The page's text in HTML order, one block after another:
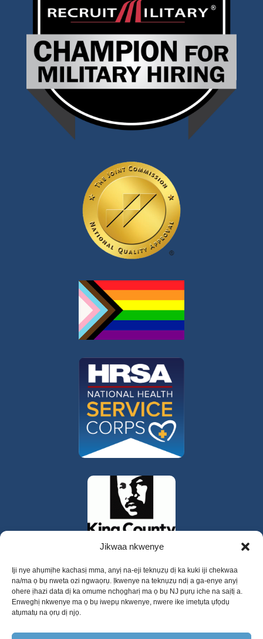
Jikwaa nkwenye
Iji nye ahụmịhe kachasị mma, anyị na-eji teknụzụ dị ka kuki iji chekwaa
na/ma ọ bụ nweta ozi ngwaọrụ. Ịkwenye na teknụzụ ndị a ga-enye anyị
ohere ịhazi data dị ka omume nchọgharị ma ọ bụ NJ pụrụ iche na saịtị a.
Enweghị nkwenye ma ọ bụ iwepụ nkwenye, nwere ike imetụta ụfọdụ
atụmatụ na ọrụ dị njọ.
325 W Gowe Street, Kent, Washington 98032